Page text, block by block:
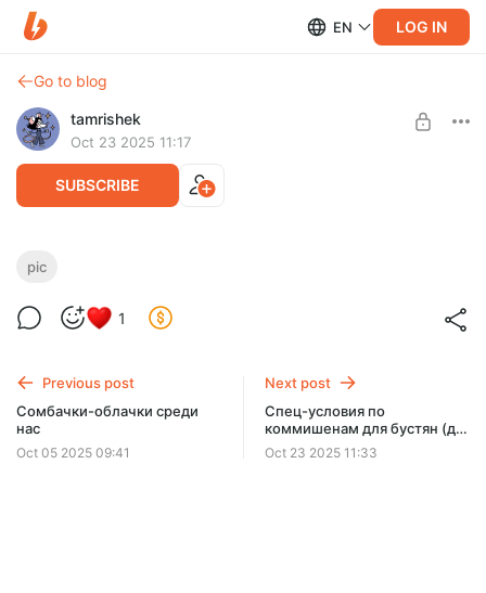
EN LOG IN
Go to blog
tamrishek
Oct 23 2025 11:17
SUBSCRIBE
Все держится на собачьих плечах
Любовь и поддержка 2.0
pic
1
Previous post
Сомбачки-облачки среди
нас
Oct 05 2025 09:41
Next post
Спец-условия по
коммишенам для бустян (до
марта 2026)
Oct 23 2025 11:33